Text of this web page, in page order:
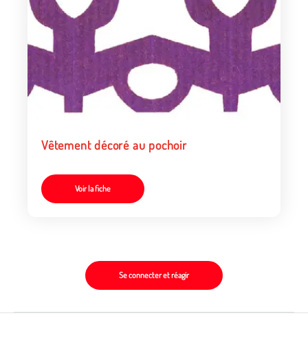
Vêtement décoré au pochoir
Voir la fiche
Se connecter et réagir